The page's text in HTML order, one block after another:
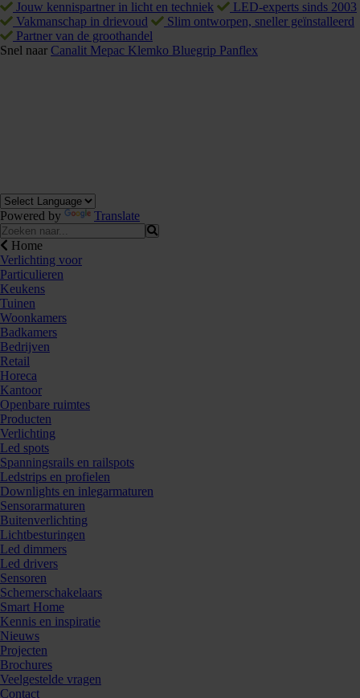
Jouw kennispartner in licht en techniek
LED-experts sinds 2003
Vakmanschap in drievoud
Slim ontworpen, sneller geïnstalleerd
Partner van de groothandel
Snel naar Canalit Mepac Klemko Bluegrip Panflex
Powered by Translate
Home
Verlichting voor
Particulieren
Keukens
Tuinen
Woonkamers
Badkamers
Bedrijven
Retail
Horeca
Kantoor
Openbare ruimtes
Producten
Verlichting
Led spots
Spanningsrails en railspots
Ledstrips en profielen
Downlights en inlegarmaturen
Sensorarmaturen
Buitenverlichting
Lichtbesturingen
Led dimmers
Led drivers
Sensoren
Schemerschakelaars
Smart Home
Kennis en inspiratie
Nieuws
Projecten
Brochures
Veelgestelde vragen
Contact